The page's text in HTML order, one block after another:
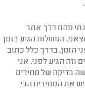
מהם דרך אתר
המשלוח הגיע בזמן
הזמן. בדרך כלל כתוב
וזה הגיע לפני. אני
בדיקה של מחירים
את המחירים הכי